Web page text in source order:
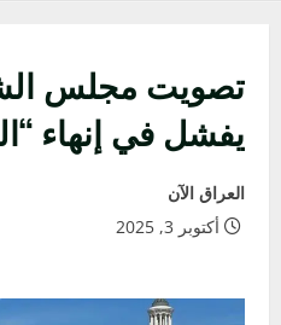
تصويت مجلس
يفشل في إنهاء
العراق الآن
أكتوبر 3, 2025